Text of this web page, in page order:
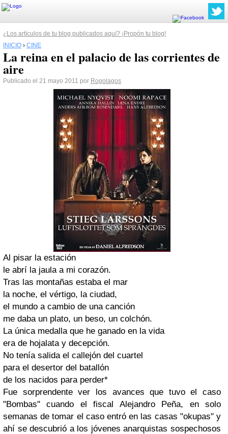
¿Los artículos de tu blog publicados aquí? ¡Propón tu blog!
INICIO › CINE
La reina en el palacio de las corrientes de
aire
Publicado el 21 mayo 2011 por Rogolagos
Al pisar la estación
le abrí la jaula a mi corazón.
Tras las montañas estaba el mar
la noche, el vértigo, la ciudad,
el mundo a cambio de una canción
me daba un plato, un beso, un colchón.
La única medalla que he ganado en la vida
era de hojalata y decepción.
No tenía salida el callejón del cuartel
para el desertor del batallón
de los nacidos para perder*
Fue sorprendente ver los avances que tuvo el caso
"Bombas" cuando el fiscal Alejandro Peña, en solo
semanas de tomar el caso entró en las casas "okupas" y
ahí se descubrió a los jóvenes anarquistas sospechosos